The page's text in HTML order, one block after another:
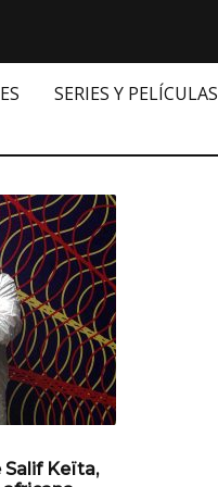
SERIES Y PELÍCULAS
Salif Keïta,